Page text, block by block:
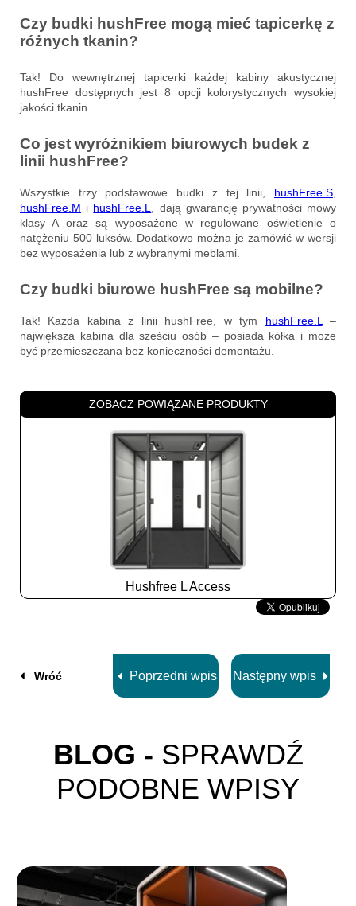
Czy budki hushFree mogą mieć tapicerkę z
różnych tkanin?
Tak! Do wewnętrznej tapicerki każdej kabiny akustycznej
hushFree dostępnych jest 8 opcji kolorystycznych wysokiej
jakości tkanin.
Co jest wyróżnikiem biurowych budek z
linii hushFree?
Wszystkie trzy podstawowe budki z tej linii, hushFree.S
hushFree.M i hushFree.L
, dają gwarancję prywatności mowy
klasy A oraz są wyposażone w regulowane oświetlenie o
natężeniu 500 luksów. Dodatkowo można je zamówić w wersji
bez wyposażenia lub z wybranymi meblami.
Czy budki biurowe hushFree są mobilne?
Tak! Każda kabina z linii hushFree, w tym hushFree.L
–
największa kabina dla sześciu osób – posiada kółka i może
być przemieszczana bez konieczności demontażu.
ZOBACZ POWIĄZANE PRODUKTY
Hushfree L Access
Slide
Wróć Poprzedni wpis Następny wpis
BLOG - SPRAWDŹ
PODOBNE WPISY